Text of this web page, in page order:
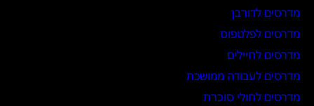
מדרסים לדורבן
מדרסים לפלטפוס
מדרסים לחיילים
מדרסים לעבודה ממושכת
מדרסים לחולי סוכרת